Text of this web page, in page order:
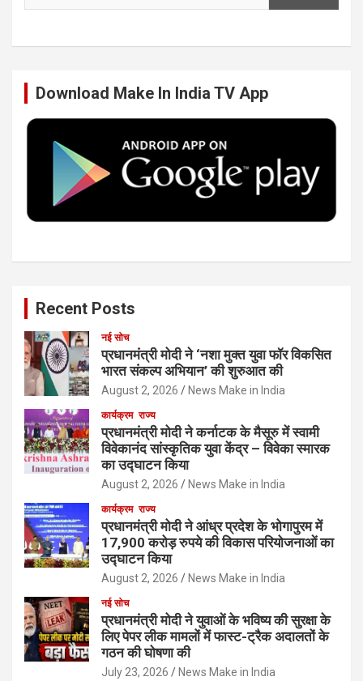
e
o
k
t
r
k
I
n
T
e
Download Make In India TV App
Recent Posts
नई सोच
प्रधानमंत्री मोदी ने ‘नशा मुक्त युवा फॉर विकसित
भारत संकल्प अभियान’ की शुरुआत की
August 2, 2026 News Make in India
कार्यक्रम राज्य
प्रधानमंत्री मोदी ने कर्नाटक के मैसूरु में स्वामी
विवेकानंद सांस्कृतिक युवा केंद्र – विवेका स्मारक
का उद्घाटन किया
August 2, 2026 News Make in India
कार्यक्रम राज्य
प्रधानमंत्री मोदी ने आंध्र प्रदेश के भोगापुरम में
17,900 करोड़ रुपये की विकास परियोजनाओं का
उद्घाटन किया
August 2, 2026 News Make in India
नई सोच
प्रधानमंत्री मोदी ने युवाओं के भविष्य की सुरक्षा के
लिए पेपर लीक मामलों में फास्ट-ट्रैक अदालतों के
गठन की घोषणा की
July 23, 2026 News Make in India